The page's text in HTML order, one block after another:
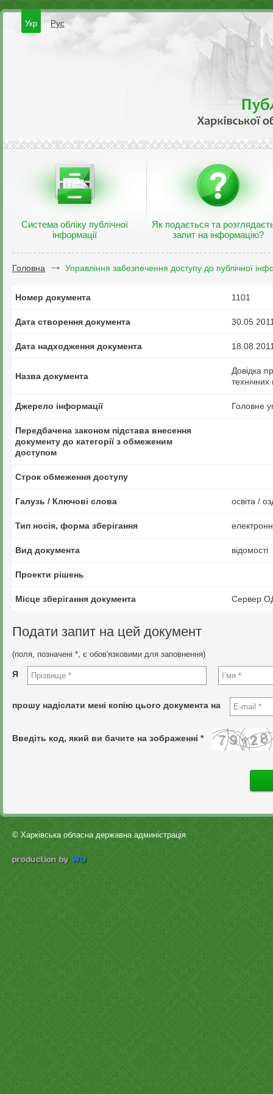
Укр Рус
Система обліку публічної
інформації
Як подається та
запит на інформацію?
Головна Управління забезпечення доступу до публічної
Номер документа 1101
Дата створення документа
Дата надходження документа
Назва документа
Довідка
технічних
Джерело інформації Головне
Передбачена законом підстава внесення
документу до категорії з обмеженим
доступом
Строк обмеження доступу
Галузь / Ключові слова освіта /
Тип носія, форма зберігання
Вид документа відомості
Проекти рішень
Місце зберігання документа Сервер
Подати запит на цей документ
(поля, позначені *, є обов'язковими для заповнення)
Я
прошу надіслати мені копію цього документа на
Введіть код, який ви бачите на зображенні *
© Харківська обласна державна админістрація